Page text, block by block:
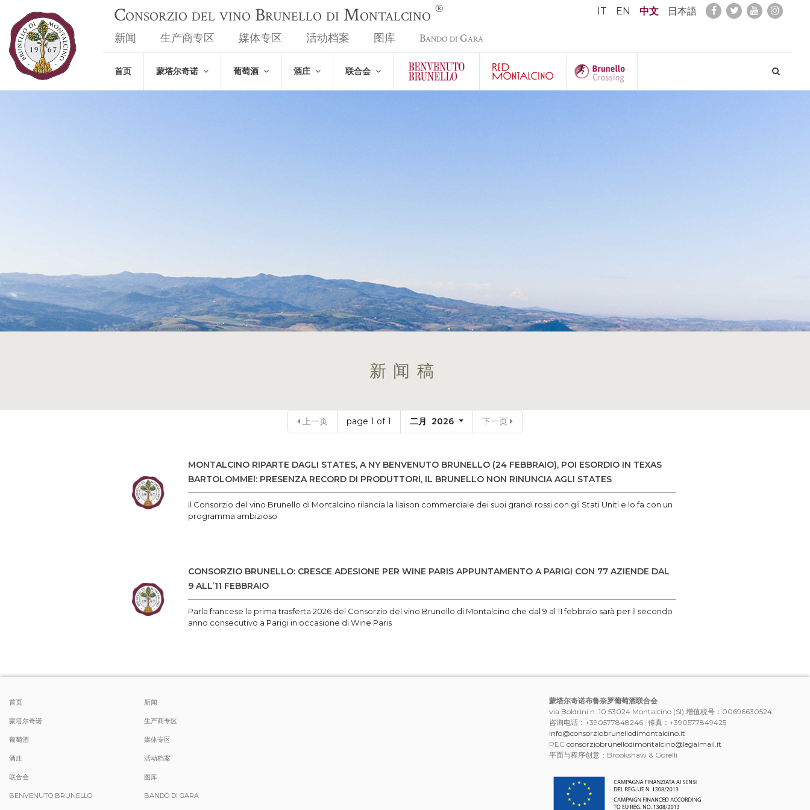
Consorzio del vino Brunello di Montalcino ® IT EN 中文 日本語
新闻 生产商专区 媒体专区 活动档案 图库 Bando di Gara
首页 蒙塔尔奇诺 葡萄酒 酒庄 联合会
新闻稿
上一页 page 1 of 1 二月 2026 下一页
MONTALCINO RIPARTE DAGLI STATES, A NY BENVENUTO BRUNELLO (24 FEBBRAIO), POI ESORDIO IN TEXAS
BARTOLOMMEI: PRESENZA RECORD DI PRODUTTORI, IL BRUNELLO NON RINUNCIA AGLI STATES
Il Consorzio del vino Brunello di Montalcino rilancia la liaison commerciale dei suoi grandi rossi con gli Stati Uniti e lo fa con un
programma ambizioso
CONSORZIO BRUNELLO: CRESCE ADESIONE PER WINE PARIS APPUNTAMENTO A PARIGI CON 77 AZIENDE DAL
9 ALL’11 FEBBRAIO
Parla francese la prima trasferta 2026 del Consorzio del vino Brunello di Montalcino che dal 9 al 11 febbraio sarà per il secondo
anno consecutivo a Parigi in occasione di Wine Paris
首页
蒙塔尔奇诺
葡萄酒
酒庄
联合会
BENVENUTO BRUNELLO
新闻
生产商专区
媒体专区
活动档案
图库
BANDO DI GARA
蒙塔尔奇诺布鲁奈罗葡萄酒联合会
via Boldrini n. 10 53024 Montalcino (SI) 增值税号：00696630524
咨询电话：+390577848246 -传真：+390577849425
info@consorziobrunellodimontalcino.it
PEC consorziobrunellodimontalcino@legalmail.it
平面与程序创意：Brookshaw & Gorelli